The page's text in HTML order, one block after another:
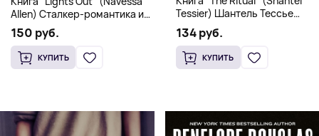
Allen) Сталкер-романтика и
человек в маске (18+)
150 руб.
КУПИТЬ
Tessier) Шантель Тессье
Экстремальный дарк-
романс бестселлер (18+)
134 руб.
КУПИТЬ